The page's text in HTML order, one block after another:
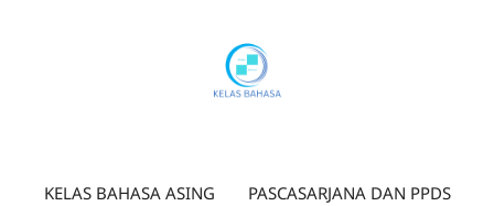
KELAS BAHASA ASING PASCASARJANA DAN PPDS